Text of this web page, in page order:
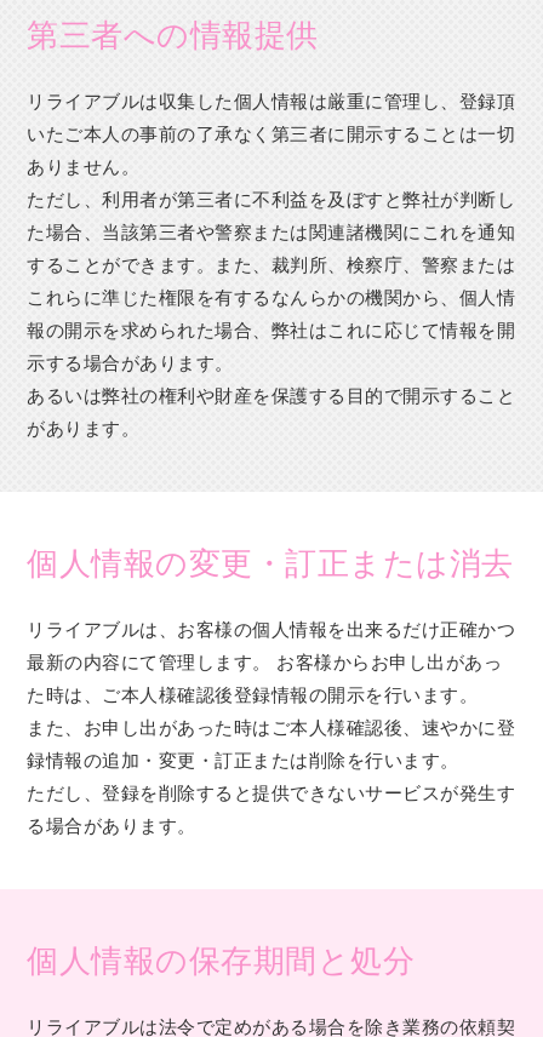
第三者への情報提供
リライアブルは収集した個人情報は厳重に管理し、登録頂
いたご本人の事前の了承なく第三者に開示することは一切
ありません。
ただし、利用者が第三者に不利益を及ぼすと弊社が判断し
た場合、当該第三者や警察または関連諸機関にこれを通知
することができます。また、裁判所、検察庁、警察または
これらに準じた権限を有するなんらかの機関から、個人情
報の開示を求められた場合、弊社はこれに応じて情報を開
示する場合があります。
あるいは弊社の権利や財産を保護する目的で開示すること
があります。
個人情報の変更・訂正または消去
リライアブルは、お客様の個人情報を出来るだけ正確かつ
最新の内容にて管理します。 お客様からお申し出があっ
た時は、ご本人様確認後登録情報の開示を行います。
また、お申し出があった時はご本人様確認後、速やかに登
録情報の追加・変更・訂正または削除を行います。
ただし、登録を削除すると提供できないサービスが発生す
る場合があります。
個人情報の保存期間と処分
リライアブルは法令で定めがある場合を除き業務の依頼契